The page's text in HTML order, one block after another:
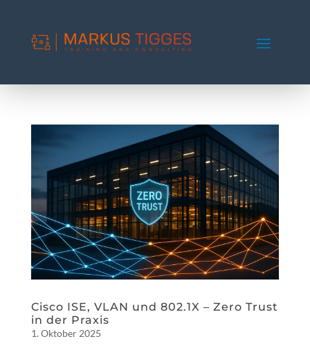
Cisco ISE, VLAN und 802.1X – Zero Trust
in der Praxis
1. Oktober 2025